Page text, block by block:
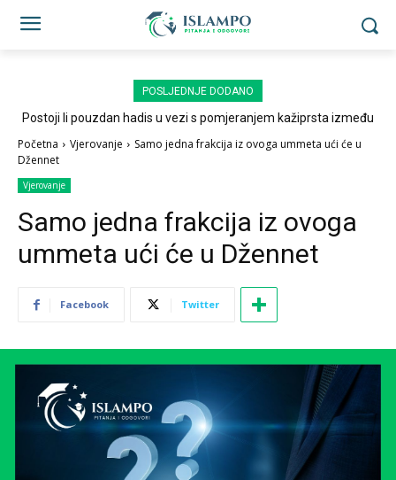
POSLJEDNJE DODANO
Postoji li pouzdan hadis u vezi s pomjeranjem kažiprsta između
Početna Vjerovanje
Samo jedna frakcija iz ovoga ummeta ući će u
Džennet
Vjerovanje
Samo jedna frakcija iz ovoga
ummeta ući će u Džennet
Facebook Twitter